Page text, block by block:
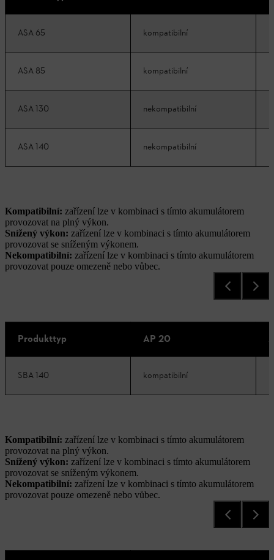
ASA 65 kompatibilní
ASA 85 kompatibilní
ASA 130 nekompatibilní
ASA 140 nekompatibilní
Kompatibilní: zařízení lze v kombinaci s tímto akumulátorem
provozovat na plný výkon.
Snížený výkon: zařízení lze v kombinaci s tímto akumulátorem
provozovat se sníženým výkonem.
Nekompatibilní: zařízení lze v kombinaci s tímto akumulátorem
provozovat pouze omezeně nebo vůbec.
Produkttyp AP 20
SBA 140 kompatibilní
Kompatibilní: zařízení lze v kombinaci s tímto akumulátorem
provozovat na plný výkon.
Snížený výkon: zařízení lze v kombinaci s tímto akumulátorem
provozovat se sníženým výkonem.
Nekompatibilní: zařízení lze v kombinaci s tímto akumulátorem
provozovat pouze omezeně nebo vůbec.